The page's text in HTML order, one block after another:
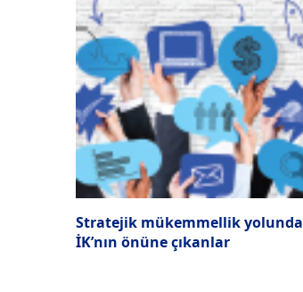
Stratejik mükemmellik yolunda
İK’nın önüne çıkanlar